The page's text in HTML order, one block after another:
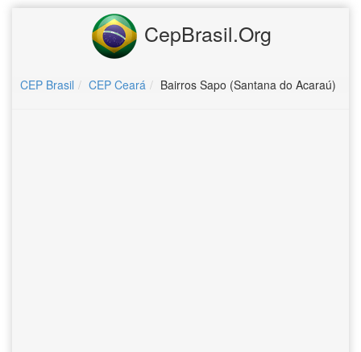
CepBrasil.Org
CEP Brasil CEP Ceará Bairros Sapo (Santana do Acaraú)